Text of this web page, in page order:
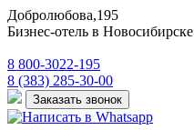
Добролюбова,195
Бизнес-отель в Новосибирске
8 800-3022-195
8 (383) 285-30-00
Заказать звонок